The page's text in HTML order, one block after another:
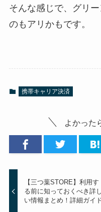
そんな感じで、グリ
のもアリかもです。
携帯キャリア決済
よかった
【三つ葉STORE】利用す
る前に知っておくべき詳し
い情報まとめ！詳細ガイ